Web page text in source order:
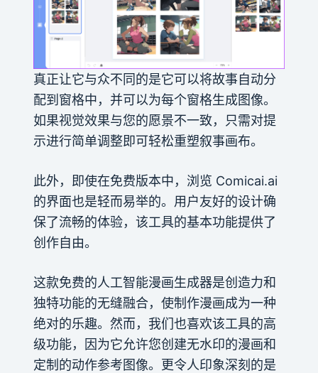
真正让它与众不同的是它可以将故事自动分
配到窗格中，并可以为每个窗格生成图像。
如果视觉效果与您的愿景不一致，只需对提
示进行简单调整即可轻松重塑叙事画布。
此外，即使在免费版本中，浏览 Comicai.ai
的界面也是轻而易举的。用户友好的设计确
保了流畅的体验，该工具的基本功能提供了
创作自由。
这款免费的人工智能漫画生成器是创造力和
独特功能的无缝融合，使制作漫画成为一种
绝对的乐趣。然而，我们也喜欢该工具的高
级功能，因为它允许您创建无水印的漫画和
定制的动作参考图像。更令人印象深刻的是